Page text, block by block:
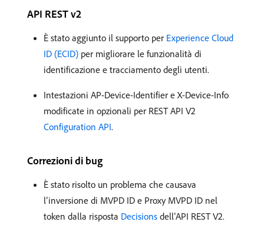
API REST v2
È stato aggiunto il supporto per Experience Cloud
ID (ECID) per migliorare le funzionalità di
identificazione e tracciamento degli utenti.
Intestazioni AP-Device-Identifier e X-Device-Info
modificate in opzionali per REST API V2
Configuration API.
Correzioni di bug
È stato risolto un problema che causava
l’inversione di MVPD ID e Proxy MVPD ID nel
token dalla risposta Decisions dell’API REST V2.